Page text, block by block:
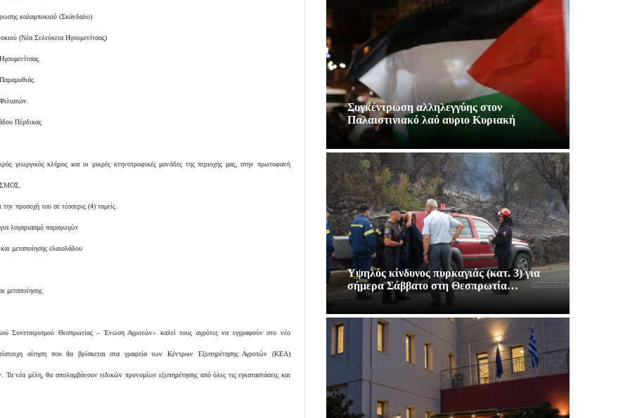
καλαμποκιού (Σκάνδαλο)
(Νέα Σελεύκεια Ηγουμενίτσας)
Πέρδικας
γεωργικός κλήρος και οι μικρές κτηνοτροφικές μονάδες της περιοχής μας, στην πρωτοφανή
προσοχή του σε τέσσερις (4) τομείς.
λογαριασμό παραγωγών
μεταποίησης ελαιολάδου
μεταποίησης
Συνεταιρισμού Θεσπρωτίας – Ένωση Αγροτών» καλεί τους αγρότες να εγγραφούν στο νέο
αίτηση που θα βρίσκεται στα γραφεία των Κέντρων Εξυπηρέτησης Αγροτών (ΚΕΑ)
Τα νέα μέλη, θα απολαμβάνουν ειδικών προνομίων εξυπηρέτησης από όλες τις εγκαταστάσεις και
Συγκέντρωση αλληλεγγύης στον
Παλαιστινιακό λαό αυριο Κυριακή
Υψηλός κίνδυνος πυρκαγιάς (κατ. 3) για
σήμερα Σάββατο στη Θεσπρωτία…